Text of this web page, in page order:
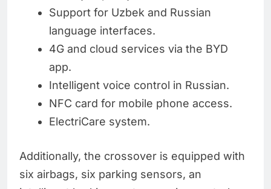
Support for Uzbek and Russian
language interfaces.
4G and cloud services via the BYD
app.
Intelligent voice control in Russian.
NFC card for mobile phone access.
ElectriCare system.
Additionally, the crossover is equipped with
six airbags, six parking sensors, an